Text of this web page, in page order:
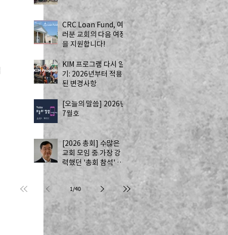
CRC Loan Fund, 여
러분 교회의 다음 여정
을 지원합니다!
KIM 프로그램 다시 알
기: 2026년부터 적용
된 변경사항
[오늘의 말씀] 2026년
7월호
[2026 총회] 수많은
교회 모임 중 가장 강
력했던 '총회 참석' by
Joseph Kim 장로
1 /40